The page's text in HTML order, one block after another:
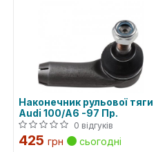
Наконечник рульової тяги
Audi 100/A6 -97 Пр.
0 відгуків
425 грн сьогодні